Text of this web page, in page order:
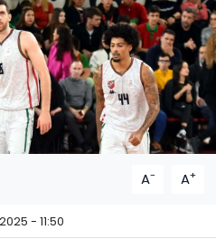
A- A+
- 11:50